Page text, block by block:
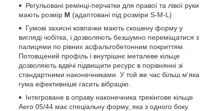
Регульовані ремінці-перчатки для правої та лівої руки
мають розмір M (адаптовані під розміри S-M-L)
Гумові захисні ковпачки мають скошену форму у
вигляді чобітка, і дозволяють безшумно переміщатися з
палицями по рівних асфальтобетонним покриттям.
Потовщений профіль і внутрішнє металеве кільце
дозволяють вдвічі підвищити ресурс в порівнянні зі
стандартними наконечниками. У той же час більш м'яка
гума ефективніше гасить вібрацію.
Інтегроване в оправу наконечника трекінгове кільце
Aero 05/44 має спеціальну форму, яка з одного боку